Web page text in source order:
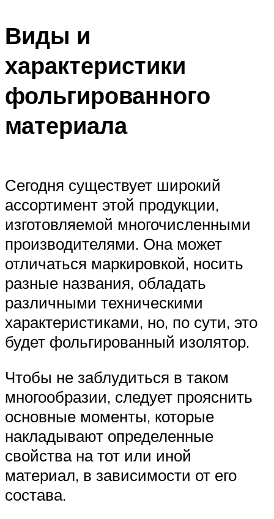
Виды и
характеристики
фольгированного
материала
Сегодня существует широкий
ассортимент этой продукции,
изготовляемой многочисленными
производителями. Она может
отличаться маркировкой, носить
разные названия, обладать
различными техническими
характеристиками, но, по сути, это
будет фольгированный изолятор.
Чтобы не заблудиться в таком
многообразии, следует прояснить
основные моменты, которые
накладывают определенные
свойства на тот или иной
материал, в зависимости от его
состава.